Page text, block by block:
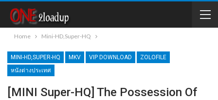
Home Mini-HD,Super-HQ
MINI-HD,SUPER-HQ MKV VIP DOWNLOAD
ZOLOFILE
หนังต่างประเทศ
[MINI Super-HQ] The Possession Of